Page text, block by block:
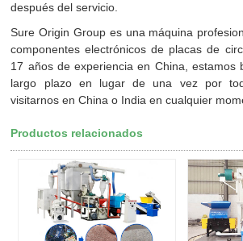
después del servicio.
Sure Origin Group es una máquina
componentes electrónicos de placas de
17 años de experiencia en China, estamos
largo plazo en lugar de una vez por
visitarnos en China o India en cualquier
Productos relacionados